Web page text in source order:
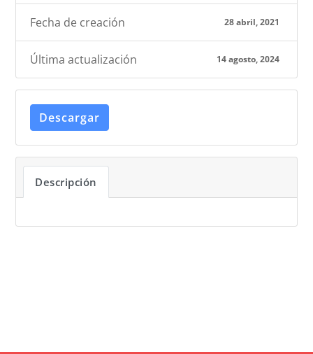
Fecha de creación 28 abril, 2021
Última actualización 14 agosto, 2024
Descargar
Descripción